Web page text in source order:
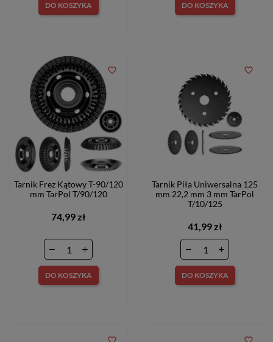
DO KOSZYKA DO KOSZYKA
Tarnik Frez Kątowy T-90/120
mm TarPol T/90/120
74,99 zł
DO KOSZYKA
favorite_border
Tarnik Piła Uniwersalna 125
mm 22,2 mm 3 mm TarPol
T/10/125
41,99 zł
DO KOSZYKA
favorite_border